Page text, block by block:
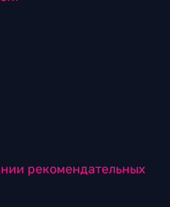
рекомендательных